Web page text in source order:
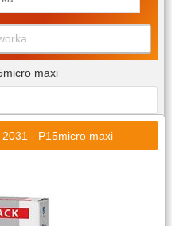
maxi
- P15micro maxi